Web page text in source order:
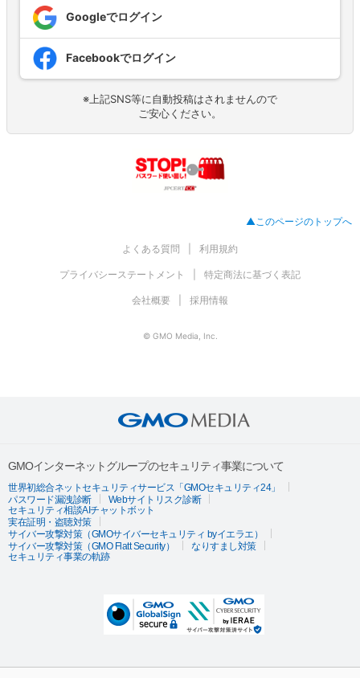
Googleでログイン
Facebookでログイン
※上記SNS等に自動投稿はされませんので
ご安心ください。
▲このページのトップへ
よくある質問 利用規約
プライバシーステートメント 特定商法に基づく表記
会社概要 採用情報
© GMO Media, Inc.
GMOインターネットグループのセキュリティ事業について
世界初総合ネットセキュリティサービス「GMOセキュリティ24」
パスワード漏洩診断
Webサイトリスク診断
セキュリティ相談AIチャットボット
実在証明・盗聴対策
サイバー攻撃対策（GMOサイバーセキュリティ byイエラエ）
サイバー攻撃対策（GMO Flatt Security）
なりすまし対策
セキュリティ事業の軌跡